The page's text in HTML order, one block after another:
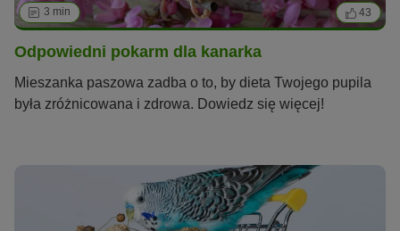
3 min 43
Odpowiedni pokarm dla kanarka
Mieszanka paszowa zadba o to, by dieta Twojego pupila
była zróżnicowana i zdrowa. Dowiedz się więcej!